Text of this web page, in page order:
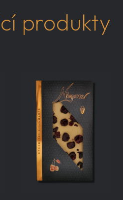
produkty